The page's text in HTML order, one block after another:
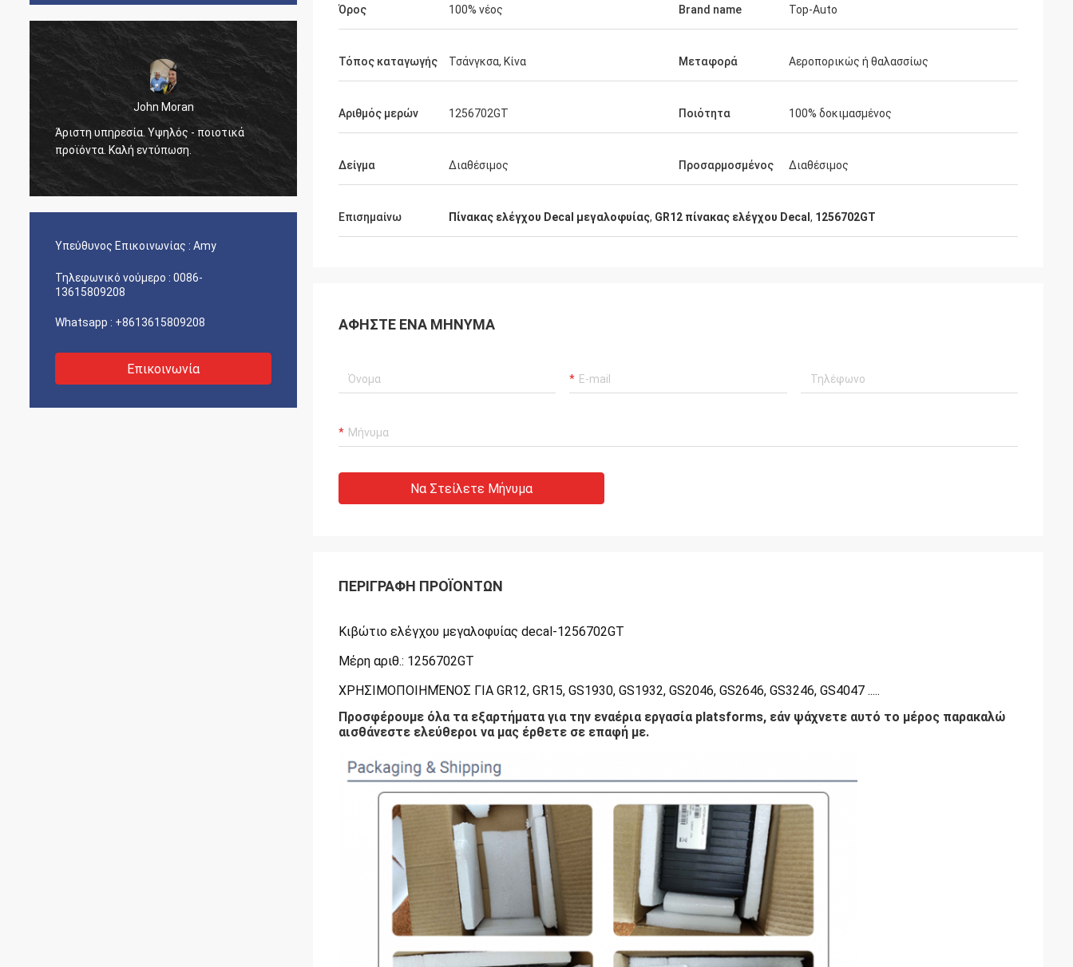
John Moran
Άριστη υπηρεσία. Υψηλός - ποιοτικά
προϊόντα. Καλή εντύπωση.
Ahmed Saeed
θα διατάξει πάλι. Σας ευχαριστώ για όλη
Τα τέλεια προϊόντα, η ποιότητα είναι
το χρειαζόμαστε. Δροσίστε…
Υπεύθυνος Επικοινωνίας : Amy
Τηλεφωνικό νούμερο : 0086-
13615809208
Whatsapp : +8613615809208
Επικοινωνία
Όρος 100% νέος Brand name Top-Auto
Τόπος καταγωγής Τσάνγκσα, Κίνα Μεταφορά Αεροπορικώς ή θαλασσίως
Αριθμός μερών 1256702GT Ποιότητα 100% δοκιμασμένος
Δείγμα Διαθέσιμος Προσαρμοσμένος Διαθέσιμος
Επισημαίνω Πίνακας ελέγχου Decal μεγαλοφυίας, GR12 πίνακας ελέγχου Decal , 1256702GT
ΑΦΉΣΤΕ ΈΝΑ ΜΉΝΥΜΑ
Να Στείλετε Μήνυμα
ΠΕΡΙΓΡΑΦΉ ΠΡΟΪΌΝΤΩΝ
Κιβώτιο ελέγχου μεγαλοφυίας decal-1256702GT
Μέρη αριθ.: 1256702GT
ΧΡΗΣΙΜΟΠΟΙΗΜΈΝΟΣ ΓΙΑ GR12, GR15, GS1930, GS1932, GS2046, GS2646, GS3246, GS4047 .....
Προσφέρουμε όλα τα εξαρτήματα για την εναέρια εργασία platsforms, εάν ψάχνετε αυτό το μέρος παρακαλώ
αισθάνεστε ελεύθεροι να μας έρθετε σε επαφή με.